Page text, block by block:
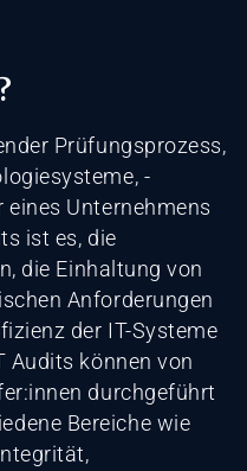
Prüfungsprozess,
-
Unternehmens
ist es, die
die Einhaltung von
Anforderungen
der IT-Systeme
Audits können von
durchgeführt
Bereiche wie